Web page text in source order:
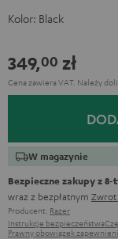
Kolor: Black
349,00 zł
Cena zawiera VAT. Należy
W magazynie
Bezpieczne zakupy z
wraz z bezpłatnym Zwrot
Producent: Razer
Instrukcje bezpieczeństwa
Prawny obowiązek